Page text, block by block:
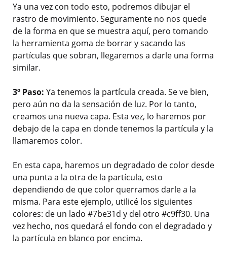
Ya una vez con todo esto, podremos dibujar el
rastro de movimiento. Seguramente no nos quede
de la forma en que se muestra aquí, pero tomando
la herramienta goma de borrar y sacando las
partículas que sobran, llegaremos a darle una forma
similar.
3º Paso: Ya tenemos la partícula creada. Se ve bien,
pero aún no da la sensación de luz. Por lo tanto,
creamos una nueva capa. Esta vez, lo haremos por
debajo de la capa en donde tenemos la partícula y la
llamaremos color.
En esta capa, haremos un degradado de color desde
una punta a la otra de la partícula, esto
dependiendo de que color querramos darle a la
misma. Para este ejemplo, utilicé los siguientes
colores: de un lado #7be31d y del otro #c9ff30. Una
vez hecho, nos quedará el fondo con el degradado y
la partícula en blanco por encima.